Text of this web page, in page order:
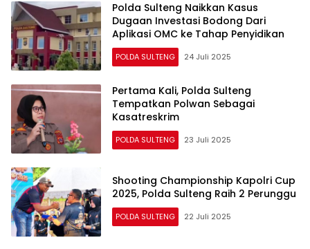
Polda Sulteng Naikkan Kasus
Dugaan Investasi Bodong Dari
Aplikasi OMC ke Tahap Penyidikan
POLDA SULTENG 24 Juli 2025
Pertama Kali, Polda Sulteng
Tempatkan Polwan Sebagai
Kasatreskrim
POLDA SULTENG 23 Juli 2025
Shooting Championship Kapolri Cup
2025, Polda Sulteng Raih 2 Perunggu
POLDA SULTENG 22 Juli 2025